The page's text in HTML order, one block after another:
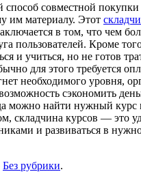
совместной
им материалу. Этот
в том, что чем
пользователей. Кроме
и учиться, но не готов
для этого требуется
необходимого уровня,
сэкономить
можно найти нужный
курсов — это
и развиваться в
Без рубрики.